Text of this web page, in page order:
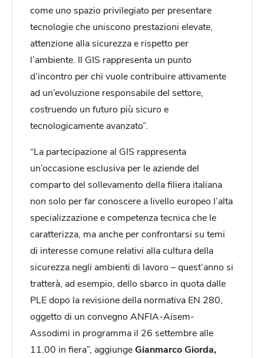
come uno spazio privilegiato per presentare
tecnologie che uniscono prestazioni elevate,
attenzione alla sicurezza e rispetto per
l’ambiente. Il GIS rappresenta un punto
d’incontro per chi vuole contribuire attivamente
ad un’evoluzione responsabile del settore,
costruendo un futuro più sicuro e
tecnologicamente avanzato”.
“La partecipazione al GIS rappresenta
un’occasione esclusiva per le aziende del
comparto del sollevamento della filiera italiana
non solo per far conoscere a livello europeo l’alta
specializzazione e competenza tecnica che le
caratterizza, ma anche per confrontarsi su temi
di interesse comune relativi alla cultura della
sicurezza negli ambienti di lavoro – quest’anno si
tratterà, ad esempio, dello sbarco in quota dalle
PLE dopo la revisione della normativa EN 280,
oggetto di un convegno ANFIA-Aisem-
Assodimi in programma il 26 settembre alle
11.00 in fiera”, aggiungeGianmarco Giorda,